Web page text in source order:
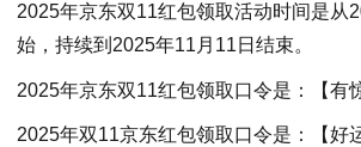
2025年京东双11红包领取活动时间是从
始，持续到2025年11月11日结束。
2025年京东双11红包领取口令是：【有
2025年双11京东红包领取口令是：【好